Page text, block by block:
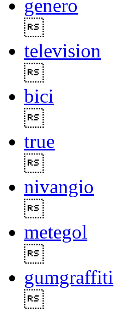
genero
television
bici
true
nivangio
metegol
gumgraffiti